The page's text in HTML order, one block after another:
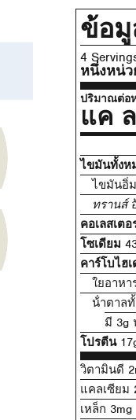
ข้อ
4
หนึ่งหน่
ปริมาณต่อ
แค
ไขมันทั้งห
ไขมันอิ่
ทรานส์
คอเลสเตอ
โซเดียม
คาร์โบไฮ
ใยอาหา
น้ําตาล
มี 3g
โปรตีน
วิตามินดี
แคลเซียม
เหล็ก 3mg